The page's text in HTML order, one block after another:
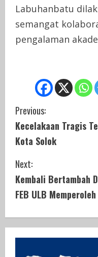
Labuhanbatu
semangat
pengalaman
C
o
n
t
i
n
u
Previous:
Kecelakaan Tragis
Kota Solok
Next:
Kembali Bertambah
FEB ULB